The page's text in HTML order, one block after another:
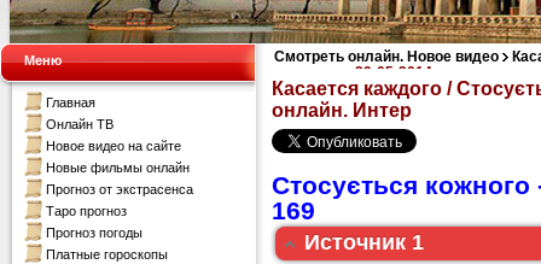
Меню
Главная
Онлайн ТВ
Новое видео на сайте
Новые фильмы онлайн
Прогноз от экстрасенса
Таро прогноз
Прогноз погоды
Платные гороскопы
Смотреть онлайн. Новое видео
кожного за 29-05-2014 смотреть
Касается каждого /
онлайн. Интер
Стосується
169
Источник 1